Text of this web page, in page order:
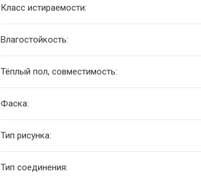
Класс истираемости:
Влагостойкость:
Тёплый пол, совместимость:
Фаска:
Тип рисунка:
Тип соединения: